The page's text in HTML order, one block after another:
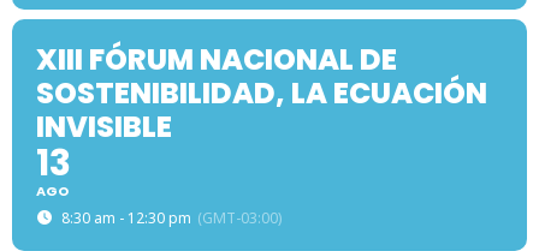
XIII FÓRUM NACIONAL DE
SOSTENIBILIDAD, LA ECUACIÓN
INVISIBLE
13
AGO
8:30 am - 12:30 pm (GMT-03:00)